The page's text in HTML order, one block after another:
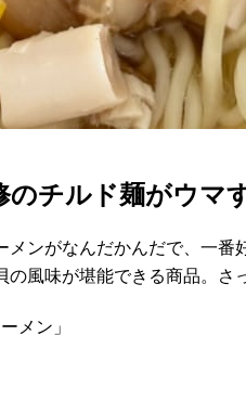
のチルド麺がウマ
ンがなんだかんだで、一
風味が堪能できる商品。さ
メン」